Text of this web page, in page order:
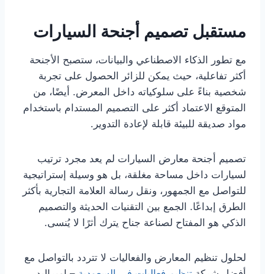
مستقبل تصميم أجنحة السيارات
مع تطور الذكاء الاصطناعي والبيانات، ستصبح الأجنحة
أكثر تفاعلية، حيث يمكن للزائر الحصول على تجربة
شخصية بناءً على سلوكياته داخل المعرض. أيضًا، من
المتوقع الاعتماد أكثر على التصميم المستدام باستخدام
مواد صديقة للبيئة قابلة لإعادة التدوير.
تصميم أجنحة معارض السيارات لم يعد مجرد ترتيب
لسيارات داخل مساحة مغلقة، بل هو وسيلة إستراتيجية
للتواصل مع الجمهور، ونقل رسالة العلامة التجارية بأكثر
الطرق إبداعًا. الجمع بين التقنيات الحديثة والتصميم
الذكي هو المفتاح لصناعة جناح يترك أثرًا لا يُنسى.
لحلول تنظيم المعارض والفعاليات لا تتردد بالتواصل مع